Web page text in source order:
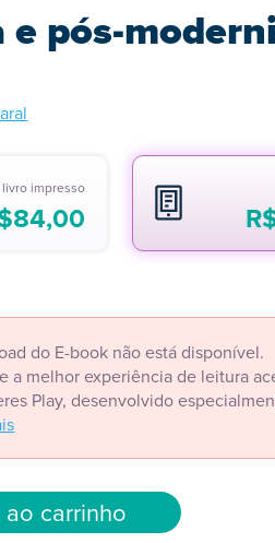
pós-
livro impresso
84,00
do E-book não está disponível.
a melhor experiência de leitura
Play, desenvolvido
carrinho